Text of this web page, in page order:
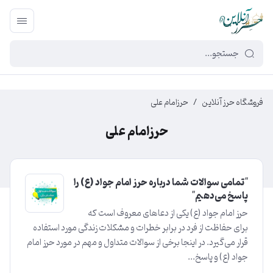
449f43cf-3da2-4422-bb12-2566cb5b8b05
فروشگاه حرز آنلاین / حرزامام علی
حرزامام علی
"تمامی سوالات شما درباره حرز امام جواد (ع) را
پاسخ می‌دهیم"
حرز امام جواد (ع) یکی از دعاهای معروف است که
برای حفاظت از فرد در برابر خطرات و مشکلات زندگی مورد استفاده
قرار می‌گیرد. در اینجا برخی از سوالات متداول و مهم در مورد حرز امام
جواد (ع) و پاسخ‌...